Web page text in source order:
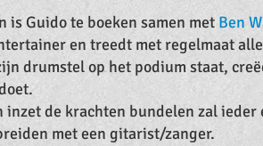
Guido te boeken samen met Ben
en treedt met regelmaat
drumstel op het podium staat,
de krachten bundelen zal
met een gitarist/zanger.